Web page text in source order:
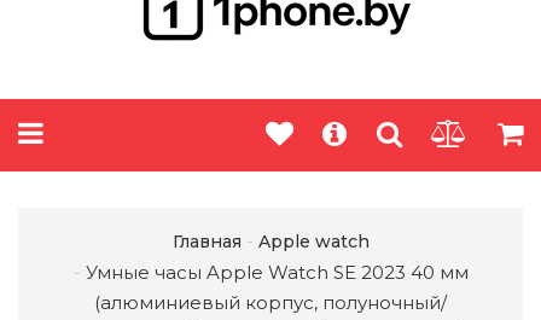
Главная Apple watch
Умные часы Apple Watch SE 2023 40 мм
(алюминиевый корпус, полуночный/